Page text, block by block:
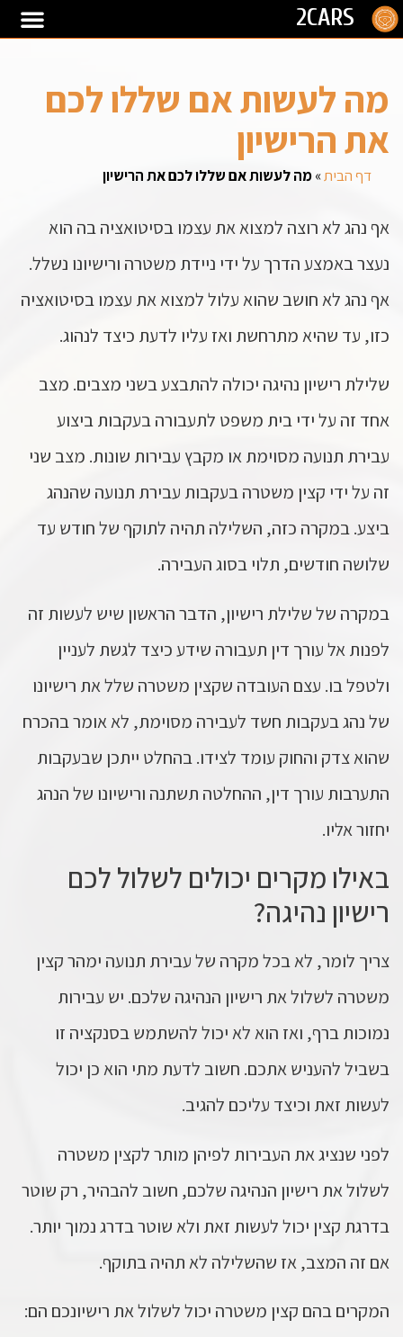
2CARS
מה לעשות אם שללו לכם
את הרישיון
דף הבית»מה לעשות אם שללו לכם את הרישיון
אף נהג לא רוצה למצוא את עצמו בסיטואציה בה הוא
נעצר באמצע הדרך על ידי ניידת משטרה ורישיונו נשלל.
אף נהג לא חושב שהוא עלול למצוא את עצמו בסיטואציה
כזו, עד שהיא מתרחשת ואז עליו לדעת כיצד לנהוג.
שלילת רישיון נהיגה יכולה להתבצע בשני מצבים. מצב
אחד זה על ידי בית משפט לתעבורה בעקבות ביצוע
עבירת תנועה מסוימת או מקבץ עבירות שונות. מצב שני
זה על ידי קצין משטרה בעקבות עבירת תנועה שהנהג
ביצע. במקרה כזה, השלילה תהיה לתוקף של חודש עד
שלושה חודשים, תלוי בסוג העבירה.
במקרה של שלילת רישיון, הדבר הראשון שיש לעשות זה
לפנות אל עורך דין תעבורה שידע כיצד לגשת לעניין
ולטפל בו. עצם העובדה שקצין משטרה שלל את רישיונו
של נהג בעקבות חשד לעבירה מסוימת, לא אומר בהכרח
שהוא צדק והחוק עומד לצידו. בהחלט ייתכן שבעקבות
התערבות עורך דין, ההחלטה תשתנה ורישיונו של הנהג
יחזור אליו.
באילו מקרים יכולים לשלול לכם
רישיון נהיגה?
צריך לומר, לא בכל מקרה של עבירת תנועה ימהר קצין
משטרה לשלול את רישיון הנהיגה שלכם. יש עבירות
נמוכות ברף, ואז הוא לא יכול להשתמש בסנקציה זו
בשביל להעניש אתכם. חשוב לדעת מתי הוא כן יכול
לעשות זאת וכיצד עליכם להגיב.
לפני שנציג את העבירות לפיהן מותר לקצין משטרה
לשלול את רישיון הנהיגה שלכם, חשוב להבהיר, רק שוטר
בדרגת קצין יכול לעשות זאת ולא שוטר בדרג נמוך יותר.
אם זה המצב, אז שהשלילה לא תהיה בתוקף.
המקרים בהם קצין משטרה יכול לשלול את רישיונכם הם: